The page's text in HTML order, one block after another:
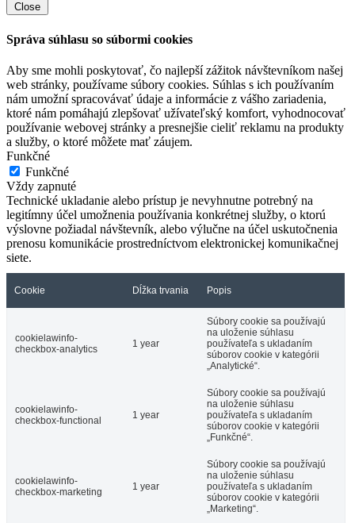
Close
Správa súhlasu so súbormi cookies
Aby sme mohli poskytovať, čo najlepší zážitok návštevníkom našej
web stránky, používame súbory cookies. Súhlas s ich používaním
nám umožní spracovávať údaje a informácie z vášho zariadenia,
ktoré nám pomáhajú zlepšovať užívateľský komfort, vyhodnocovať
používanie webovej stránky a presnejšie cieliť reklamu na produkty
a služby, o ktoré môžete mať záujem.
Funkčné
Funkčné
Vždy zapnuté
Technické ukladanie alebo prístup je nevyhnutne potrebný na
legitímny účel umožnenia používania konkrétnej služby, o ktorú
výslovne požiadal návštevník, alebo výlučne na účel uskutočnenia
prenosu komunikácie prostredníctvom elektronickej komunikačnej
siete.
Cookie Dĺžka trvania Popis
cookielawinfo-
checkbox-analytics
1 year
Súbory cookie sa používajú
na uloženie súhlasu
používateľa s ukladaním
súborov cookie v kategórii
„Analytické“.
cookielawinfo-
checkbox-functional
1 year
Súbory cookie sa používajú
na uloženie súhlasu
používateľa s ukladaním
súborov cookie v kategórii
„Funkčné“.
cookielawinfo-
checkbox-marketing
1 year
Súbory cookie sa používajú
na uloženie súhlasu
používateľa s ukladaním
súborov cookie v kategórii
„Marketing“.